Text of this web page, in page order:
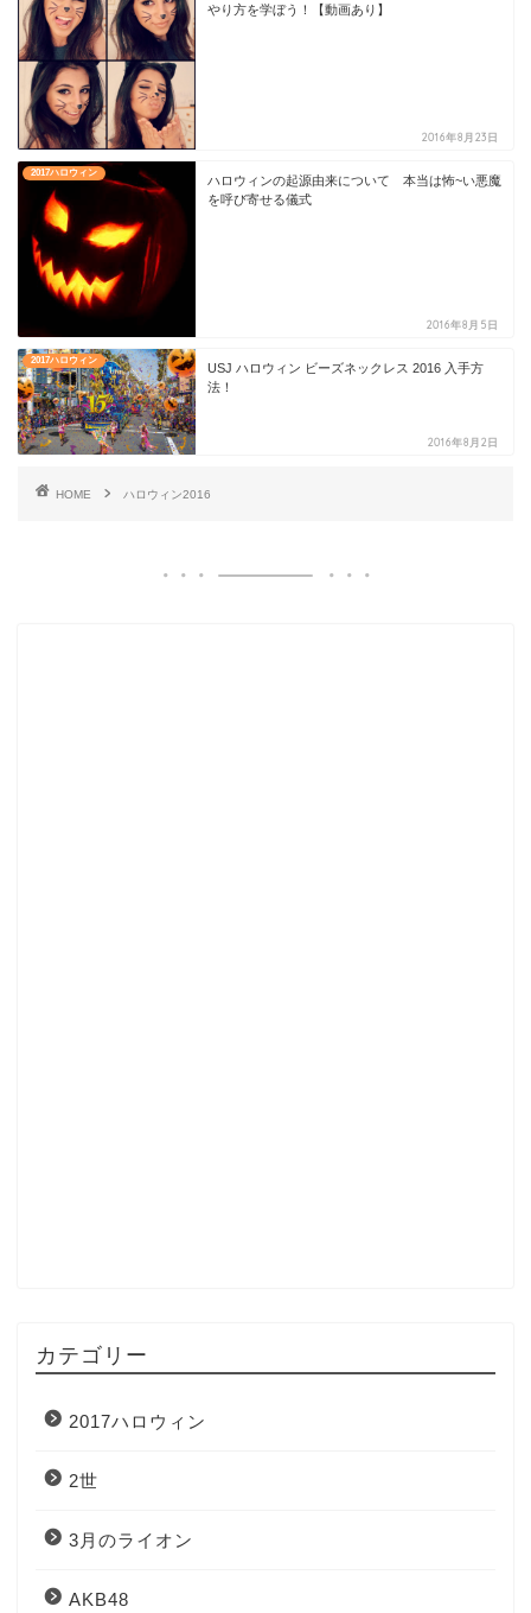
やり方を学ぼう！【動画あり】
2016年8月23日
2017ハロウィン
ハロウィンの起源由来について 本当は怖~い悪魔
を呼び寄せる儀式
2016年8月5日
2017ハロウィン
USJ ハロウィン ビーズネックレス 2016 入手方
法！
2016年8月2日
HOME ハロウィン2016
カテゴリー
2017ハロウィン
2世
3月のライオン
AKB48